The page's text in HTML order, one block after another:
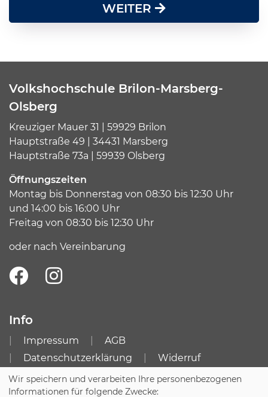
WEITER
Volkshochschule Brilon-Marsberg-
Olsberg
Kreuziger Mauer 31 | 59929 Brilon
Hauptstraße 49 | 34431 Marsberg
Hauptstraße 73a | 59939 Olsberg
Öffnungszeiten
Montag bis Donnerstag von 08:30 bis 12:30 Uhr
und 14:00 bis 16:00 Uhr
Freitag von 08:30 bis 12:30 Uhr
oder nach Vereinbarung
Info
Impressum
AGB
Datenschutzerklärung
Widerruf
Zugang für Kursleitende
Sitemap
Wir speichern und verarbeiten Ihre personenbezogenen
Informationen für folgende Zwecke: